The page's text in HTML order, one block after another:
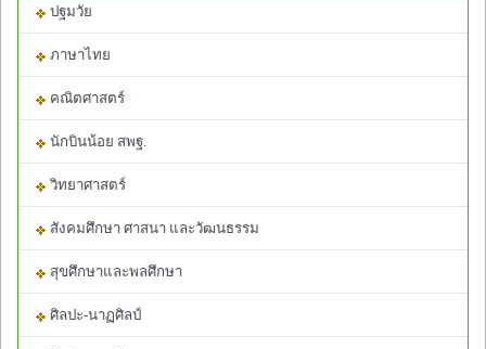
ปฐมวัย
ภาษาไทย
คณิตศาสตร์
นักบินน้อย สพฐ.
วิทยาศาสตร์
สังคมศึกษา ศาสนา และวัฒนธรรม
สุขศึกษาและพลศึกษา
ศิลปะ-นาฏศิลป์